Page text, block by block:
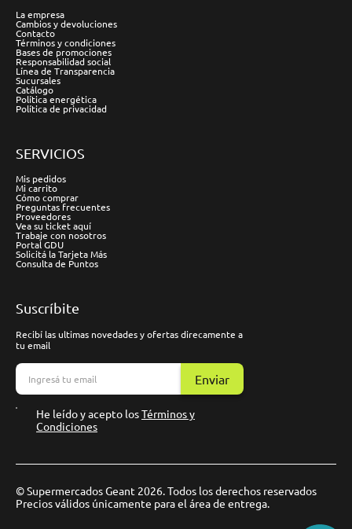
La empresa
Cambios y devoluciones
Contacto
Términos y condiciones
Bases de promociones
Responsabilidad social
Línea de Transparencia
Sucursales
Catálogo
Política energética
Política de privacidad
SERVICIOS
Mis pedidos
Mi carrito
Cómo comprar
Preguntas frecuentes
Proveedores
Vea su ticket aquí
Trabaje con nosotros
Portal GDU
Solicitá la Tarjeta Más
Consulta de Puntos
Suscríbite
Recibí las ultimas novedades y ofertas direcamente a
tu email
Enviar
He leído y acepto losTérminos y
Condiciones
© Supermercados Geant 2026. Todos los derechos reservados
Precios válidos únicamente para el área de entrega.